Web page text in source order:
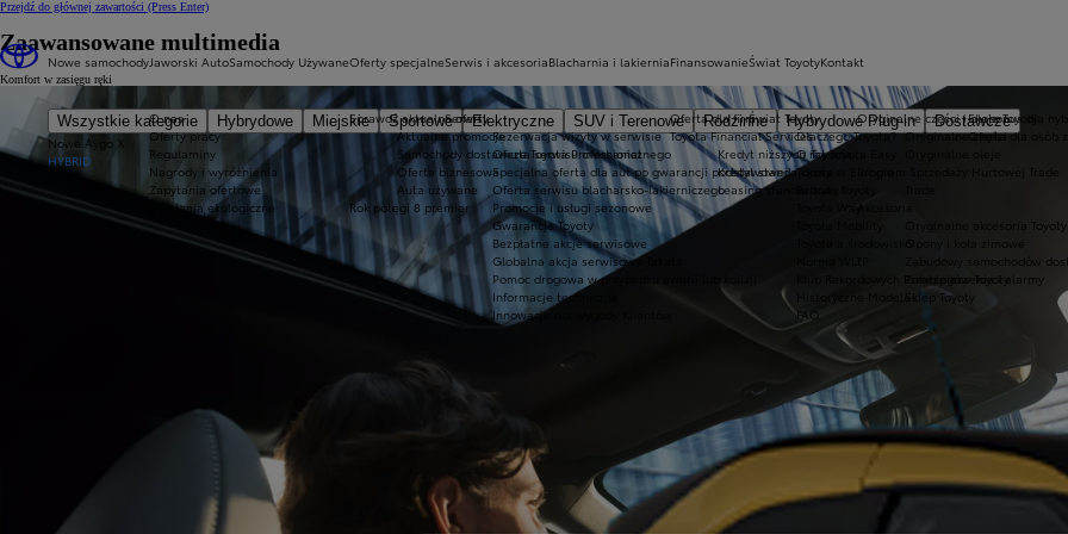
Przejdź do głównej zawartości (Press Enter)
Nowe samochody
Wszystkie kategorie Hybrydowe Miejskie Sportowe Elektryczne SUV i Terenowe Rodzinne Hybrydowe Plug-in
Dostawcze
Nowe Aygo X
HYBRID
Jaworski Auto
O nas
Oferty pracy
Regulaminy
Nagrody i wyróżnienia
Zapytania ofertowe
Działania ekologiczne
Samochody UżywaneOferty specjalne
Sprawdź aktualne oferty
Aktualne promocje
Samochody dostawcze Toyota Professional
Oferta biznesowa
Auta używane
Rok potęgi 8 premier
Ekobonus dla
Oferta dla osób z
Serwis i akcesoria
Serwis
Rezerwacja wizyty w serwisie
Oferta serwisu mechanicznego
Specjalna oferta dla aut po gwarancji podstawowej
Oferta serwisu blacharsko-lakierniczego
Promocje i usługi sezonowe
Gwarancje Toyoty
Bezpłatne akcje serwisowe
Globalna akcja serwisowa Takata
Pomoc drogowa w przypadku awarii lub kolizji
Informacje techniczne
Innowacje dla wygody Klientów
Oryginalne części i oleje Toyoty
Oryginalne części
Program Sprzedaży Hurtowej Trade
Oryginalne akcesoria Toyoty
Opony i koła zimowe
Zabudowy samochodów
Zabezpieczenia i alarmy
Sklep Toyoty
Blacharnia i lakierniaFinansowanie
Oferta dla firm
Toyota Financial Services
Kredyt niższych rat Toyota Easy
Kredyt standardowy
Leasing standardowy
Świat Toyoty
Świat Toyoty
Dlaczego Toyota?
O Toyocie
Toyota w Europie
Klub Rekordowych Przebiegów Toyoty
Historyczne Modele
FAQ
Kontakt
Zaawansowane multimedia
Komfort w zasięgu ręki